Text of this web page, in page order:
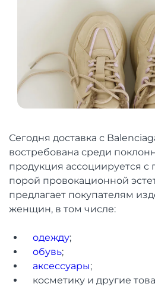
Сегодня доставка с
востребована среди
продукция ассоциируется с
порой провокационной
предлагает покупателям
женщин, в том числе:
одежду;
обувь;
аксессуары;
косметику и другие